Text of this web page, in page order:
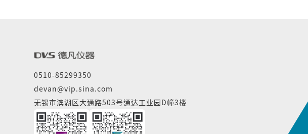
0510-85299350
devan@vip.sina.com
无锡市滨湖区大通路503号通达工业园D幢3楼